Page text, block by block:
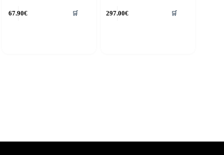
67.90€ 🛒 297.00€ 🛒